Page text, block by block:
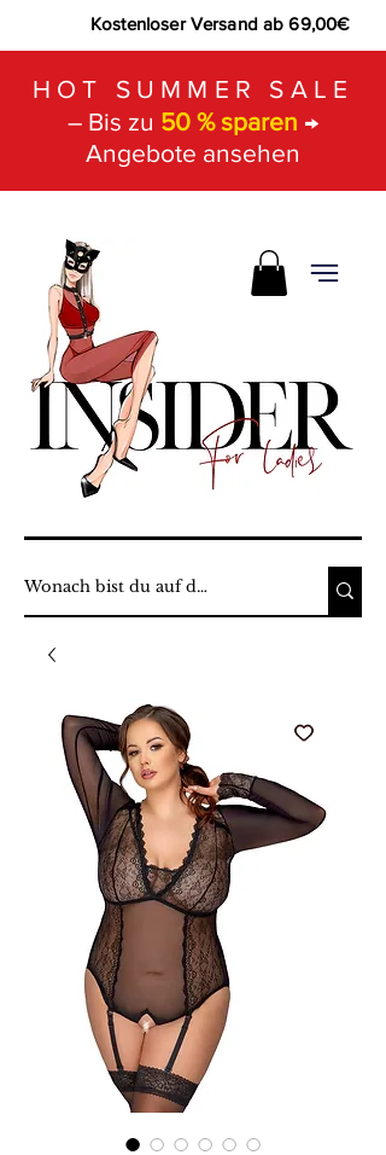
Kostenloser Versand ab 69,00€
HOT SUMMER SALE
– Bis zu 50 % sparen →
Angebote ansehen